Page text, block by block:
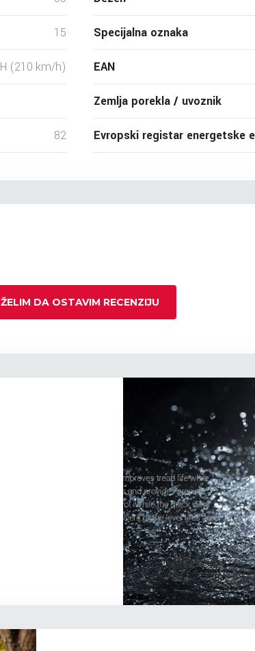
15
H (210 km/h)
82
Specijalna oznaka
EAN
Zemlja porekla / uvoznik
Evropski registar energetske
ŽELIM DA OSTAVIM RECENZIJU